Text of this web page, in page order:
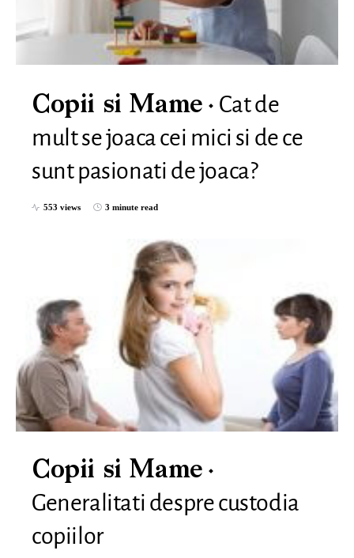
Copii si Mame
Cat de
mult se joaca cei mici si de ce
sunt pasionati de joaca?
553 views 3 minute read
Copii si Mame
Generalitati despre custodia
copiilor